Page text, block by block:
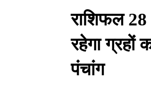
राशिफल 28
रहेगा
पंचांग